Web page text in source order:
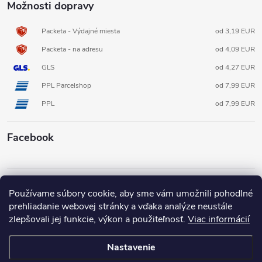
Používame súbory cookie, aby sme vám umožnili pohodlné
prehliadanie webovej stránky a vďaka analýze neustále
zlepšovali jej funkcie, výkon a použiteľnosť. Viac informácií
Nastavenie
Možnosti dopravy
Packeta - Výdajné miesta
od 3,19 EUR
Packeta - na adresu
od 4,09 EUR
GLS
od 4,27 EUR
PPL Parcelshop
od 7,99 EUR
PPL
od 7,99 EUR
Facebook